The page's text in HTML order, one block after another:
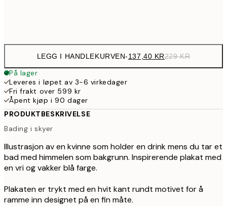
LEGG I HANDLEKURVEN-137,40 KR229 KR
På lager
Leveres i løpet av 3-6 virkedager
Fri frakt over 599 kr
Åpent kjøp i 90 dager
PRODUKTBESKRIVELSE
Bading i skyer
Illustrasjon av en kvinne som holder en drink mens du tar et
bad med himmelen som bakgrunn. Inspirerende plakat med
en vri og vakker blå farge.
Plakaten er trykt med en hvit kant rundt motivet for å
ramme inn designet på en fin måte.